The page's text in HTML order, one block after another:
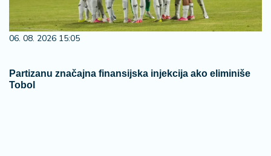
06. 08. 2026 15:05
Partizanu značajna finansijska injekcija ako eliminiše
Tobol